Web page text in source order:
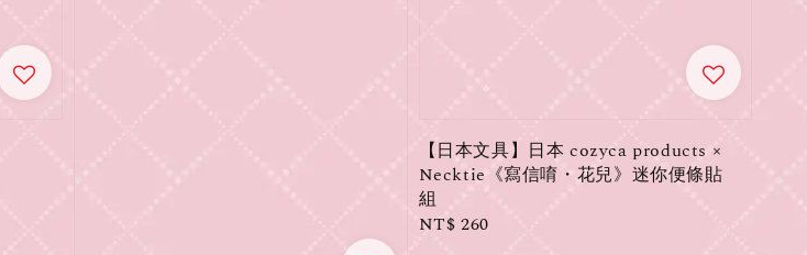
【日本文具】日本 cozyca products ×
Necktie《寫信唷・花兒》迷你便條貼
組
Regular
NT$ 260